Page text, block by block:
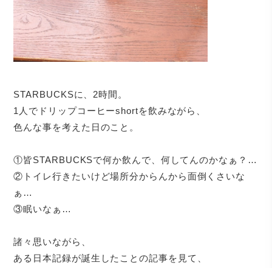
STARBUCKSに、2時間。
1人でドリップコーヒーshortを飲みながら、
色んな事を考えた日のこと。
①皆STARBUCKSで何か飲んで、何してんのかなぁ？…
②トイレ行きたいけど場所分からんから面倒くさいな
ぁ…
③眠いなぁ…
諸々思いながら、
ある日本記録が誕生したことの記事を見て、